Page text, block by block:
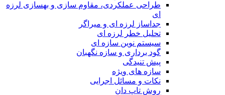
طراحی عملکردی، مقاوم سازی و بهسازی لرزه
ای
جداساز لرزه ای و میراگر
تحلیل خطر لرزه ای
سیستم نوین سازه ای
گود برداری و سازه نگهبان
پیش تنیدگی
سازه های ویژه
نکات و مسائل اجرایی
روش تاپ دان